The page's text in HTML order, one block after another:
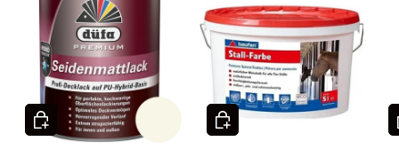
In den Warenkorb In den Warenkorb